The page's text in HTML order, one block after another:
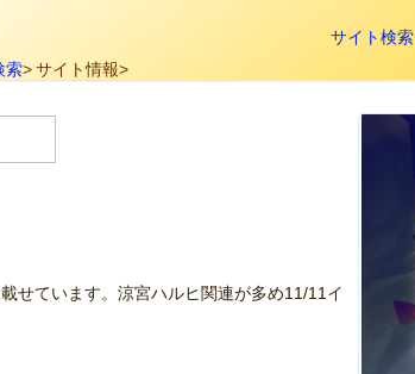
サイト検索
索>サイト情報>
せています。涼宮ハルヒ関連が多め11/11イ